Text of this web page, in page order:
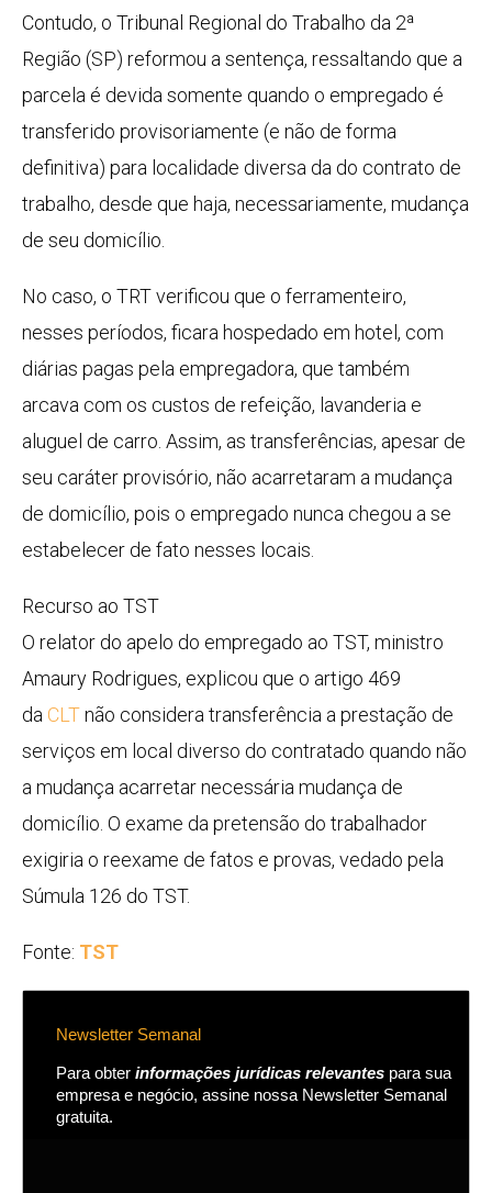
Contudo, o Tribunal Regional do Trabalho da 2ª
Região (SP) reformou a sentença, ressaltando que a
parcela é devida somente quando o empregado é
transferido provisoriamente (e não de forma
definitiva) para localidade diversa da do contrato de
trabalho, desde que haja, necessariamente, mudança
de seu domicílio.
No caso, o TRT verificou que o ferramenteiro,
nesses períodos, ficara hospedado em hotel, com
diárias pagas pela empregadora, que também
arcava com os custos de refeição, lavanderia e
aluguel de carro. Assim, as transferências, apesar de
seu caráter provisório, não acarretaram a mudança
de domicílio, pois o empregado nunca chegou a se
estabelecer de fato nesses locais.
Recurso ao TST
O relator do apelo do empregado ao TST, ministro
Amaury Rodrigues, explicou que o artigo 469
da CLTnão considera transferência a prestação de
serviços em local diverso do contratado quando não
a mudança acarretar necessária mudança de
domicílio. O exame da pretensão do trabalhador
exigiria o reexame de fatos e provas, vedado pela
Súmula 126 do TST.
Fonte: TST
Newsletter Semanal
Para obter informações jurídicas relevantes para sua
empresa e negócio, assine nossa Newsletter Semanal
gratuita.